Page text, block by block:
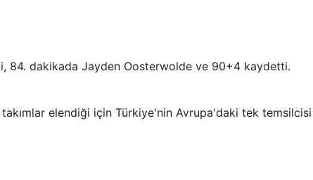
84. dakikada Jayden Oosterwolde ve 90+4 kaydetti.
elendiği için Türkiye'nin Avrupa'daki tek temsilcisi